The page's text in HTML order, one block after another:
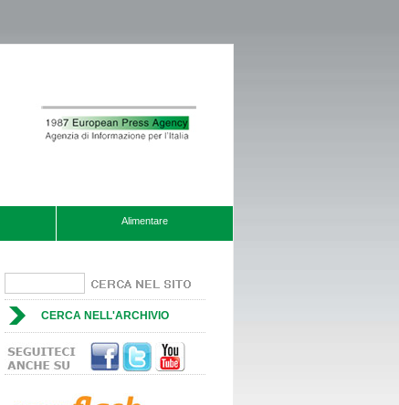
Alimentare
CERCA NELL'ARCHIVIO
Che fine farà lo Smartworking?
Esiste anche una governance
aziendale di genere?
Aumento di capitale a titolo gratuito
delle azioni mediante utilizzo parziale